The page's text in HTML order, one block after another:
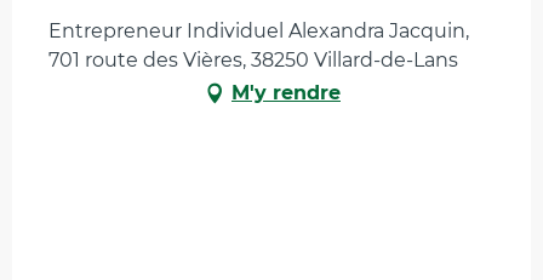
Entrepreneur Individuel Alexandra Jacquin,
701 route des Vières, 38250 Villard-de-Lans
M'y rendre